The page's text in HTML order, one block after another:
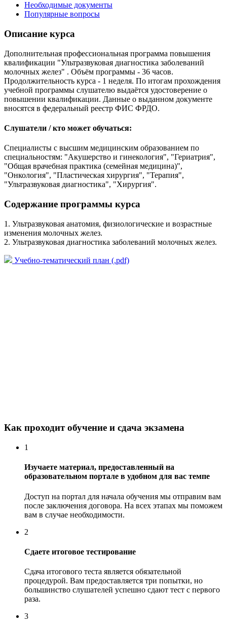
Необходимые документы
Популярные вопросы
Описание курса
Дополнительная профессиональная программа повышения
квалификации "Ультразвуковая диагностика заболеваний
молочных желез" . Объём программы - 36 часов.
Продолжительность курса - 1 неделя. По итогам прохождения
учебной программы слушателю выдаётся удостоверение о
повышении квалификации. Данные о выданном документе
вносятся в федеральный реестр ФИС ФРДО.
Слушатели / кто может обучаться:
Специалисты с высшим медицинским образованием по
специальностям: "Акушерство и гинекология", "Гериатрия",
"Общая врачебная практика (семейная медицина)",
"Онкология", "Пластическая хирургия", "Терапия",
"Ультразвуковая диагностика", "Хирургия".
Содержание программы курса
1. Ультразвуковая анатомия, физиологические и возрастные
изменения молочных желез.
2. Ультразвуковая диагностика заболеваний молочных желез.
Учебно-тематический план (.pdf)
Как проходит обучение и сдача экзамена
1
Изучаете материал, предоставленный на
образовательном портале в удобном для вас темпе
Доступ на портал для начала обучения мы отправим вам
после заключения договора. На всех этапах мы поможем
вам в случае необходимости.
2
Сдаете итоговое тестирование
Сдача итогового теста является обязательной
процедурой. Вам предоставляется три попытки, но
большинство слушателей успешно сдают тест с первого
раза.
3